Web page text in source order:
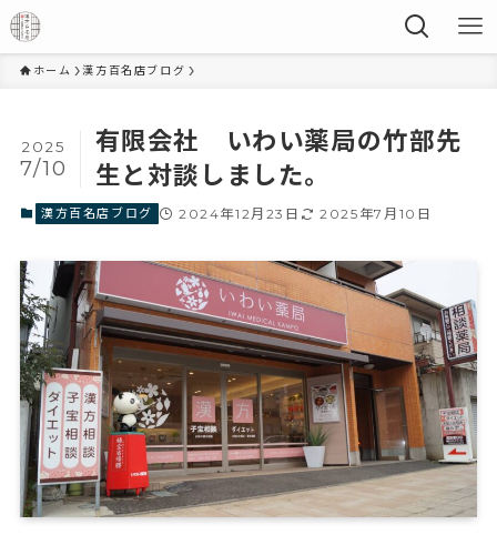
ホーム 漢方百名店ブログ
有限会社 いわい薬局の竹部先
生と対談しました。
2025
7/10
漢方百名店ブログ 2024年12月23日 2025年7月10日